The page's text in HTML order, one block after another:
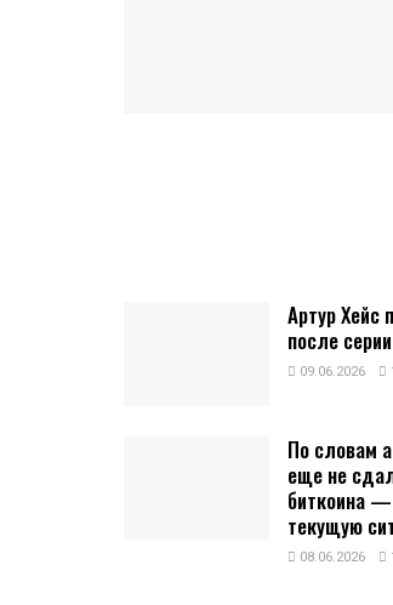
Артур Хейс
после
09.06.2026
По словам
еще не
биткоина
текущую
08.06.2026